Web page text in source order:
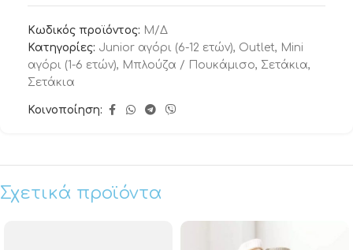
Κωδικός προϊόντος: Μ/Δ
Κατηγορίες: Junior αγόρι (6-12 ετών), Outlet, Μini
αγόρι (1-6 ετών), Μπλούζα / Πουκάμισο, Σετάκια,
Σετάκια
Κοινοποίηση:
Σχετικά προϊόντα